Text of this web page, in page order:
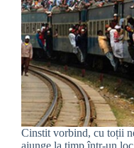
Cinstit vorbind, cu toții
ajunge la timp într-un